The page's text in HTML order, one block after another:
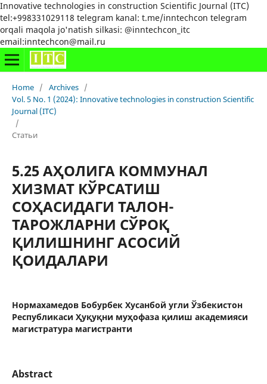
Innovative technologies in construction Scientific Journal (ITC)
tel:+998331029118 telegram kanal: t.me/inntechcon telegram
orqali maqola jo'natish silkasi: @inntechcon_itc
email:inntechcon@mail.ru
Home / Archives /
Vol. 5 No. 1 (2024): Innovative technologies in construction Scientific
Journal (ITC)
/
Статьи
5.25 АҲОЛИГА КОММУНАЛ
ХИЗМАТ КЎРСАТИШ
СОҲАСИДАГИ ТАЛОН-
ТАРОЖЛАРНИ СЎРОҚ
ҚИЛИШНИНГ АСОСИЙ
ҚОИДАЛАРИ
Нормахамедов Бобурбек Хусанбой угли Ўзбекистон
Республикаси Ҳуқуқни муҳофаза қилиш академияси
магистратура магистранти
Abstract